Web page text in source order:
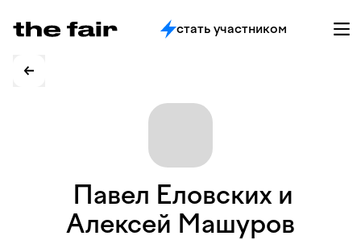
стать участником
Павел Еловских и
Алексей Машуров